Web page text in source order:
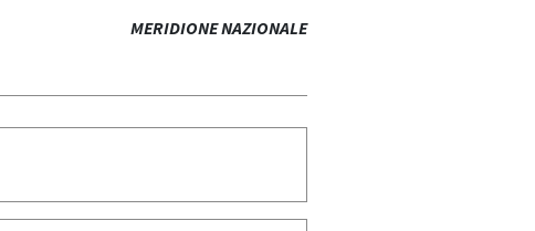
MERIDIONE NAZIONALE